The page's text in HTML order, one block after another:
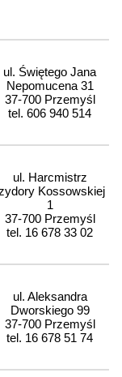
ul. Świętego Jana
Nepomucena 31
37-700 Przemyśl
tel. 606 940 514
ul. Harcmistrz
Kossowskiej
1
37-700 Przemyśl
tel. 16 678 33 02
ul. Aleksandra
Dworskiego 99
37-700 Przemyśl
tel. 16 678 51 74